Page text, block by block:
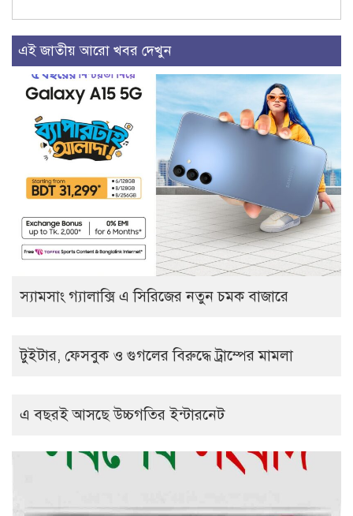
এই জাতীয় আরো খবর দেখুন
স্যামসাং গ্যালাক্সি এ সিরিজের নতুন চমক বাজারে
টুইটার, ফেসবুক ও গুগলের বিরুদ্ধে ট্রাম্পের মামলা
এ বছরই আসছে উচ্চগতির ইন্টারনেট